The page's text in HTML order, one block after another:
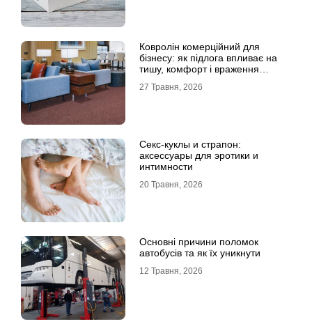
Ковролін комерційний для
бізнесу: як підлога впливає на
тишу, комфорт і враження
27 Травня, 2026
Секс-куклы и страпон:
аксессуары для эротики и
интимности
20 Травня, 2026
Основні причини поломок
автобусів та як їх уникнути
12 Травня, 2026